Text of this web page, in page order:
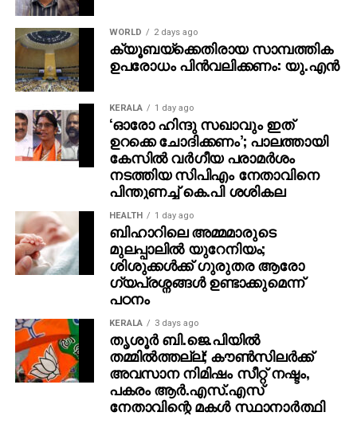
WORLD 2 days ago
ക്യൂബയ്ക്കെതിരായ സാമ്പത്തിക
ഉപരോധം പിന്‍വലിക്കണം: യു.എന്‍
KERALA 1 day ago
‘ഓരോ ഹിന്ദു സഖാവും ഇത്
ഉറക്കെ ചോദിക്കണം’; പാലത്തായി
കേസിൽ വർഗീയ പരാമർശം
നടത്തിയ സിപിഎം നേതാവിനെ
പിന്തുണച്ച് കെ.പി ശശികല
HEALTH 1 day ago
ബിഹാറിലെ അമ്മമാരുടെ
മുലപ്പാലിൽ യുറേനിയം;
ശിശുക്കൾക്ക് ​ഗുരുതര ആരോ​
ഗ്യപ്രശ്നങ്ങൾ ഉണ്ടാക്കുമെന്ന്
പഠനം
KERALA 3 days ago
തൃശൂര്‍ ബി.ജെ.പിയില്‍
തമ്മില്‍ത്തല്ല്; കൗണ്‍സിലര്‍ക്ക്
അവസാന നിമിഷം സീറ്റ് നഷ്ടം,
പകരം ആര്‍.എസ്.എസ്
നേതാവിന്റെ മകള്‍ സ്ഥാനാര്‍ത്ഥി